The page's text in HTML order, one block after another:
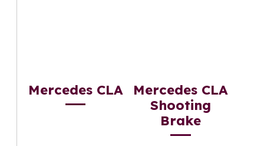
Mercedes CLA
Mercedes CLA
Shooting
Brake